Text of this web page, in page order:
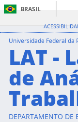
BRASIL
Universidade Federal da
LAT -
de
DEPARTAMENTO DE